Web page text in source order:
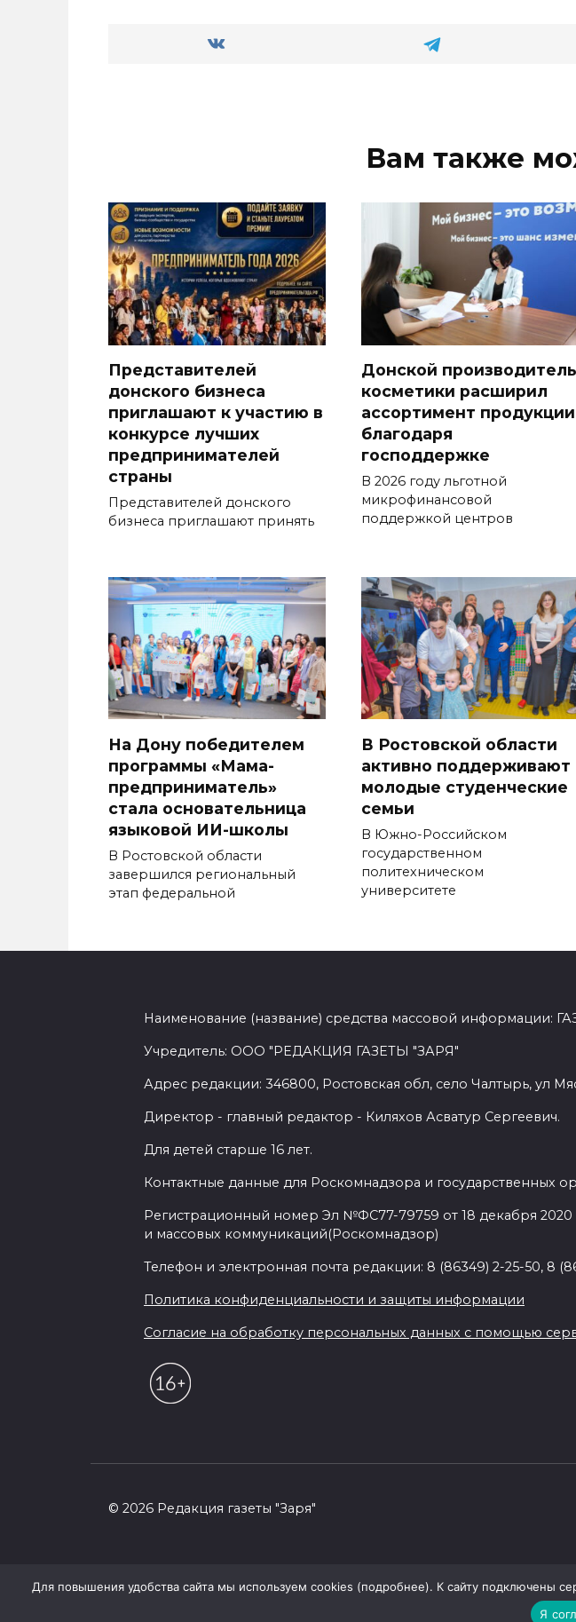
Вам также
Представителей
донского бизнеса
приглашают к участию в
конкурсе лучших
предпринимателей
страны
Представителей донского
бизнеса приглашают принять
Донской производитель
косметики расширил
ассортимент продукции
благодаря
господдержке
В 2026 году льготной
микрофинансовой
поддержкой центров
На Дону победителем
программы «Мама-
предприниматель»
стала основательница
языковой ИИ-школы
В Ростовской области
завершился региональный
этап федеральной
В Ростовской области
активно поддерживают
молодые студенческие
семьи
В Южно-Российском
государственном
политехническом
университете
Наименование (название) средства массовой информации:
Учредитель: ООО "РЕДАКЦИЯ ГАЗЕТЫ "ЗАРЯ"
Адрес редакции: 346800, Ростовская обл, село Чалтырь, ул
Директор - главный редактор - Киляхов Асватур Сергеевич.
Для детей старше 16 лет.
Контактные данные для Роскомнадзора и государственных
Регистрационный номер Эл №ФС77-79759 от 18 декабря
и массовых коммуникаций(Роскомнадзор)
Телефон и электронная почта редакции: 8 (86349) 2-25-50, 8
Политика конфиденциальности и защиты информации
Согласие на обработку персональных данных с помощью
© 2026 Редакция газеты "Заря"
Для повышения удобства сайта мы используем cookies (подробнее). К сайту подключены
Я